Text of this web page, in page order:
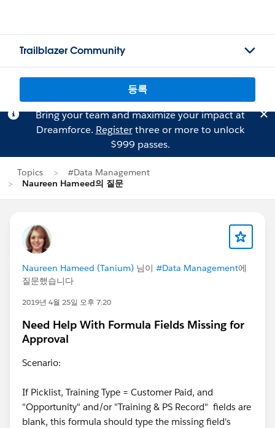
Trailblazer Community
등록
Bring your team and maximize your impact at
Dreamforce. Registerthree or more to unlock
$999 passes.
Topics
#Data Management
Naureen Hameed의 질문
Naureen Hameed (Tanium) 님이 #Data Management에
질문했습니다
2019년 4월 25일 오후 7:20
Need Help With Formula Fields Missing for
Approval
Scenario:
If Picklist, Training Type = Customer Paid, and
"Opportunity" and/or "Training & PS Record" fields are
blank, this formula should type the missing field's